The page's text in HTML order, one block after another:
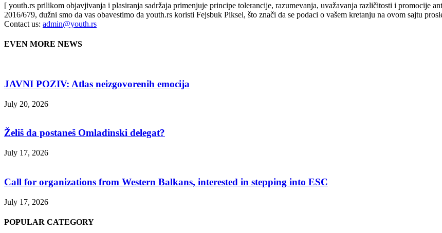
[ youth.rs prilikom objavjivanja i plasiranja sadržaja primenjuje principe tolerancije, razumevanja, uvažavanja različitosti i promocije
2016/679, dužni smo da vas obavestimo da youth.rs koristi Fejsbuk Piksel, što znači da se podaci o vašem kretanju na ovom sajtu
Contact us: admin@youth.rs
EVEN MORE NEWS
JAVNI POZIV: Atlas neizgovorenih emocija
July 20, 2026
Želiš da postaneš Omladinski delegat?
July 17, 2026
Call for organizations from Western Balkans, interested in stepping into ESC
July 17, 2026
POPULAR CATEGORY